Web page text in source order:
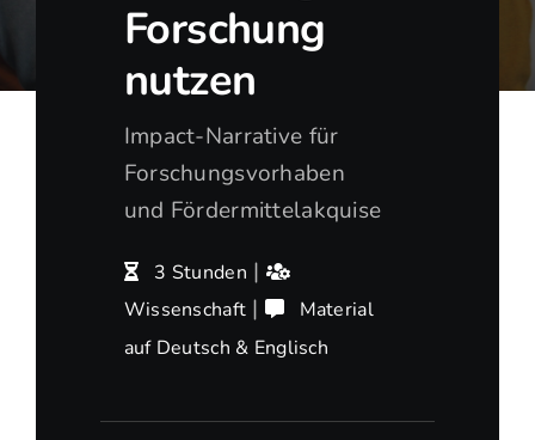
Forschung
nutzen
Impact-Narrative für
Forschungsvorhaben
und Fördermittelakquise
3 Stunden |
Wissenschaft |
Material
auf Deutsch & Englisch